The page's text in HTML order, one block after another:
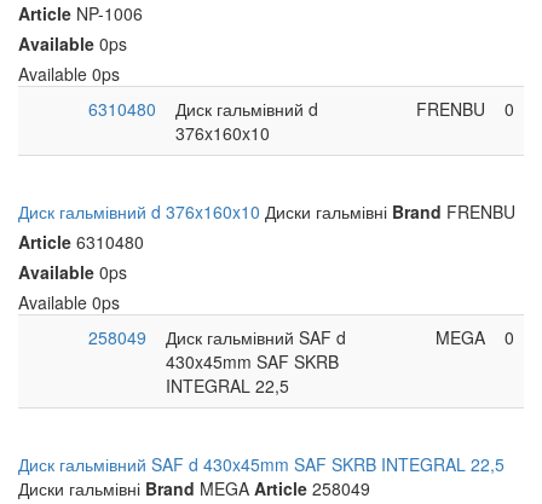
Article NP-1006
Available 0ps
Available 0ps
6310480
Диск гальмівний d
376x160x10
FRENBU 0
Диск гальмівний d 376x160x10 Диски гальмівні Brand FRENBU
Article 6310480
Available 0ps
Available 0ps
258049
Диск гальмівний SAF d
430x45mm SAF SKRB
INTEGRAL 22,5
MEGA 0
Диск гальмівний SAF d 430x45mm SAF SKRB INTEGRAL 22,5
Диски гальмівні Brand MEGA Article 258049